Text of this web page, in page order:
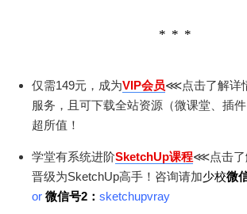
仅需149元，成为VIP会员⋘点击了解详
服务，且可下载全站资源（微课堂、插
超所值！
学堂有系统进阶SketchUp课程⋘点击了
晋级为SketchUp高手！咨询请加少校微
or 微信号2： sketchupvray